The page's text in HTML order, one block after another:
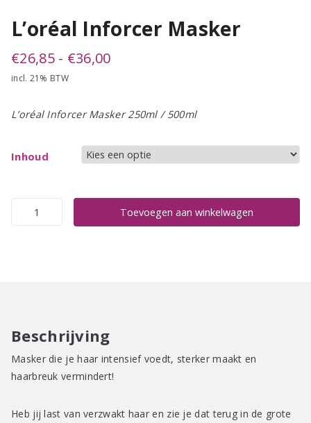
L’oréal Inforcer Masker
€26,85 - €36,00Prijsklasse:
tot
incl. 21% BTW
L’oréal Inforcer Masker 250ml / 500ml
Inhoud
L'oréal
Toevoegen aan winkelwagen
Beschrijving
Masker die je haar intensief voedt, sterker maakt en
haarbreuk vermindert!
Heb jij last van verzwakt haar en zie je dat terug in de grote